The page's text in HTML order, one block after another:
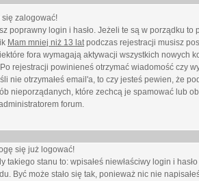
się zalogować!
poprawny login i hasło. Jeżeli te są w porządku
Mam mniej niż 13 latpodczas rejestracji musisz
fora wymagają aktywacji wszystkich nowych
rejestracji powinieneś otrzymać wiadomość czy
nie otrzymałeś email'a, to czy jesteś pewien, że
nieporządanych, które zechcą je spamować lub
forum.
się już logować!
stanu to: wpisałeś niewłaściwy login i
Być może stało się tak, ponieważ nic nie